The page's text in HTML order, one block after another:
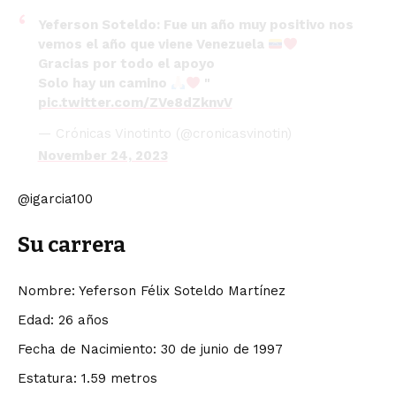
Yeferson Soteldo: Fue un año muy positivo nos
vemos el año que viene Venezuela
Gracias por todo el apoyo
Solo hay un camino
"
pic.twitter.com/ZVe8dZknvV
— Crónicas Vinotinto (@cronicasvinotin)
November 24, 2023
@igarcia100
Su carrera
Nombre: Yeferson Félix Soteldo Martínez
Edad: 26 años
Fecha de Nacimiento: 30 de junio de 1997
Estatura: 1.59 metros